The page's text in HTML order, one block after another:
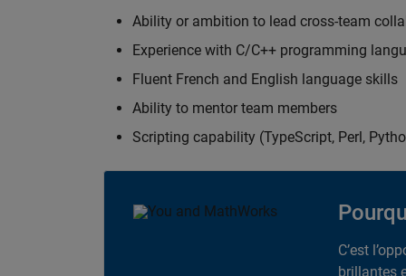
Ability or ambition to lead cross-team
Experience with C/C++ programming
Fluent French and English language skills
Ability to mentor team members
Scripting capability (TypeScript, Perl,
C’est
brillantes